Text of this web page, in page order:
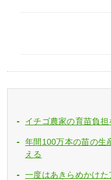
イチゴ農家の育苗負担
年間100万本の苗の生
える
一度はあきらめかけた